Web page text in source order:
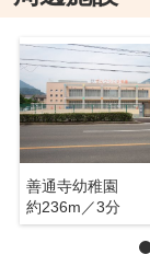
善通寺幼稚園
約236m／3分